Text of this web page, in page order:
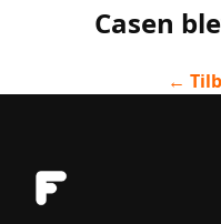
Casen
←